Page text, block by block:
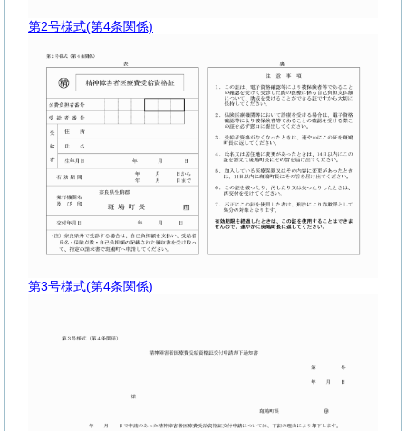
第2号様式(第4条関係)
第3号様式(第4条関係)